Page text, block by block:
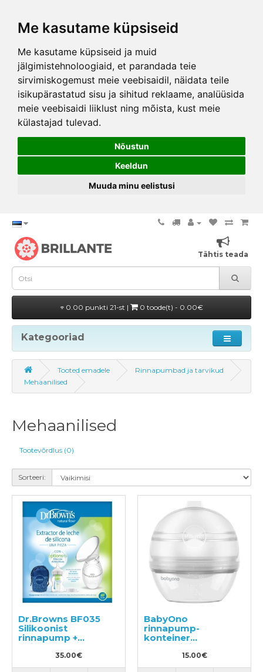
Me kasutame küpsiseid
Me kasutame küpsiseid ja muid
jälgimistehnoloogiaid, et parandada teie
sirvimiskogemust meie veebisaidil, näidata teile
isikupärastatud sisu ja sihitud reklaame, analüüsida
meie veebisaidi liiklust ning mõista, kust meie
külastajad tulevad.
Nõustun
Keeldun
Muuda minu eelistusi
Tähtis teada
0.00 punkti 21-st | 0 toode(t) - 0.00€
Kategooriad
Tooted emadele
Rinnapumbad ja tarvikud
Mehaanilised
Mehaanilised
Tootevõrdlus (0)
Sorteeri:
Dr.Browns BF035
Silikoonist
rinnapump +
lutipudel 150ml
35.00€
BabyOno
rinnapump-
konteiner
rinnahoidja alla
15.00€